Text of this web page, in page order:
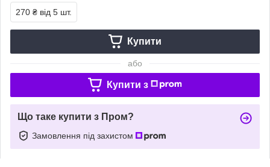
270 ₴ від 5 шт.
Купити
або
Купити з
Що таке купити з Пром?
Замовлення під захистом